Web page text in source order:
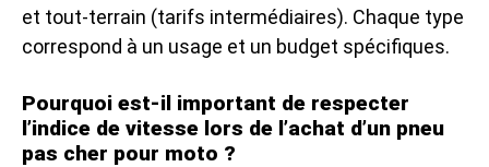
et tout-terrain (tarifs intermédiaires). Chaque type
correspond à un usage et un budget spécifiques.
Pourquoi est-il important de respecter
l’indice de vitesse lors de l’achat d’un pneu
pas cher pour moto ?